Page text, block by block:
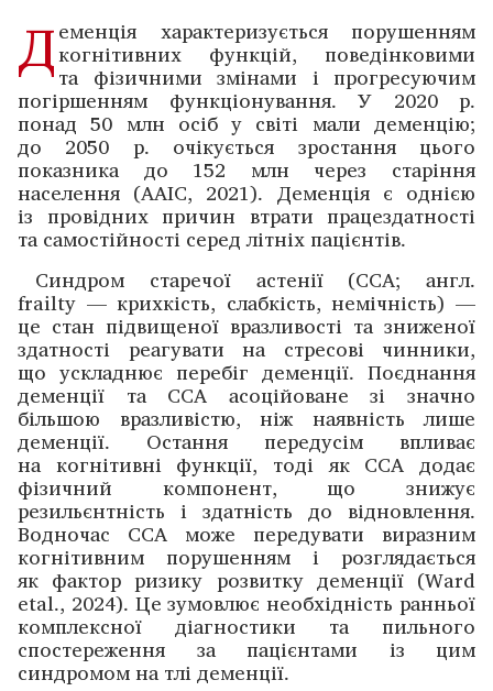
Деменція характеризується порушенням
когнітивних функцій, поведінковими
та фізичними змінами і прогресуючим
погіршенням функціонування. У 2020 р.
понад 50 млн осіб у світі мали деменцію;
до 2050 р. очікується зростання цього
показника до 152 млн через старіння
населення (AAIC, 2021). Деменція є однією
із провідних причин втрати працездатнос­ті
та самостійності серед літніх пацієнтів.
Синдром старечої астенії (ССА; англ.
frailty — крихкість, слабкість, немічність) —
це стан підвищеної вразливості та зниженої
здатності реагувати на стресові чинники,
що ускладнює перебіг деменції. Поєднання
деменції та ССА асоційоване зі значно
більшою вразливістю, ніж наявність лише
деменції. Остання передусім впливає
на когнітивні функції, тоді як ССА додає
фізичний компонент, що знижує
резильєнтність і здатність до відновлення.
Водночас ССА може передувати виразним
когнітивним порушенням і розглядається
як фактор ризику розвитку деменції (Ward
etal., 2024). Це зумовлює необхідність ранньої
комплекс­ної діа­гностики та пильного
спостереження за пацієн­тами із цим
синдромом на тлі деменції.